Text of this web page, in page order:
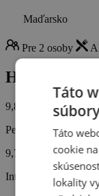
Maďarsko
Pre 2 osoby
Hodnotenie
9,8/10
Personál
9,7
Interiér hotela
Táto
Táto
cookie
lokality